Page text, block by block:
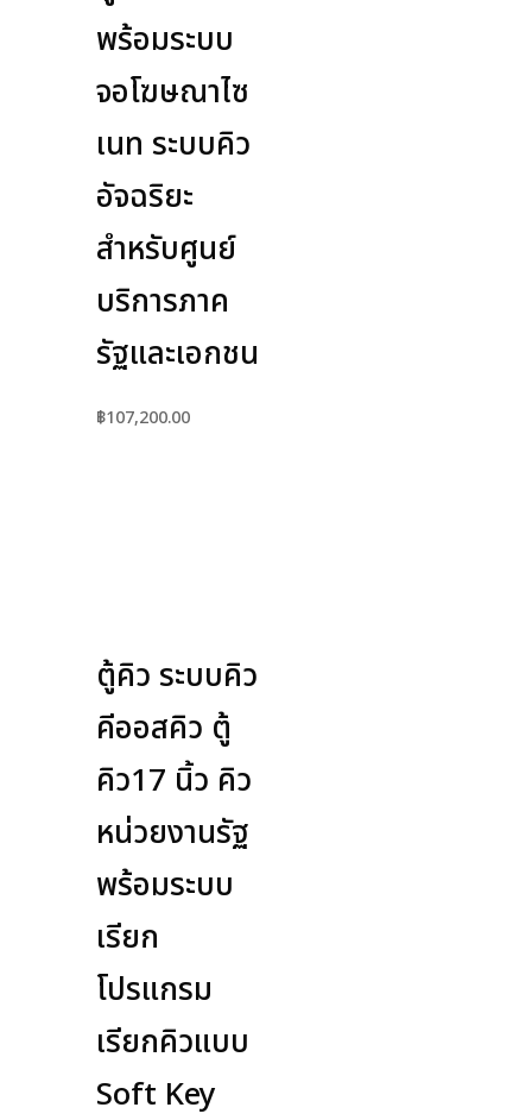
พร้อมระบบ
จอโฆษณาไซ
เนท ระบบคิว
อัจฉริยะ
สำหรับศูนย์
บริการภาค
รัฐและเอกชน
฿107,200.00
ตู้คิว ระบบคิว
คีออสคิว ตู้
คิว17 นิ้ว คิว
หน่วยงานรัฐ
พร้อมระบบ
เรียก
โปรแกรม
เรียกคิวแบบ
Soft Key